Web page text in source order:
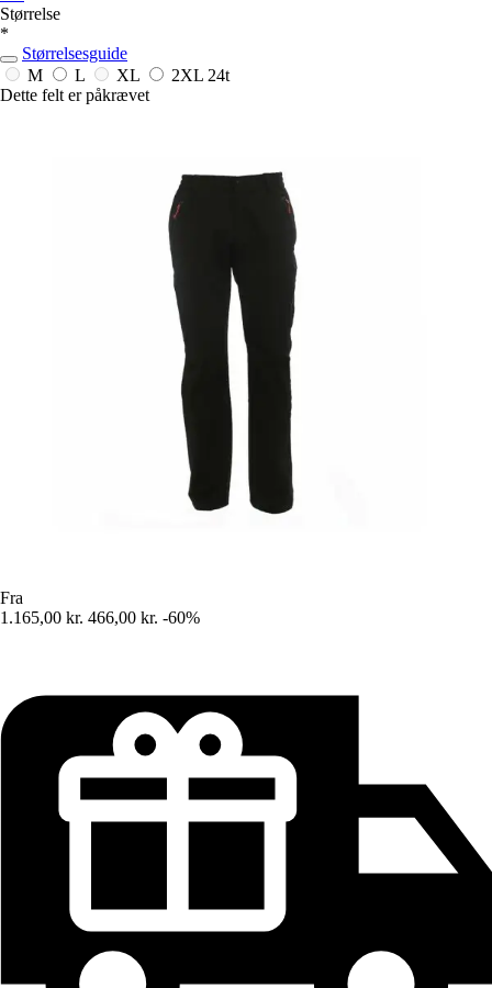
Størrelse
*
Størrelsesguide
M
L XL 2XL 24t
Dette felt er påkrævet
Fra
1.165,00 kr. 466,00 kr. -60%